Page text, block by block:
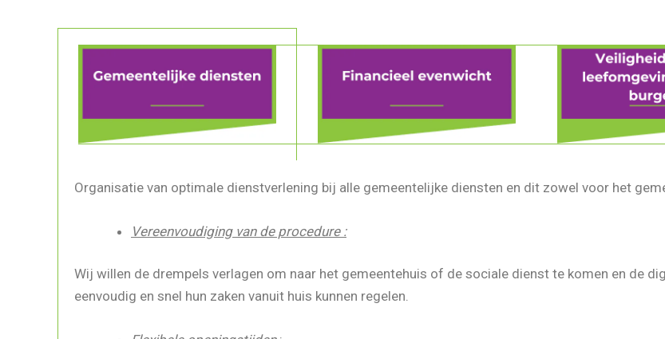
Organisatie van optimale dienstverlening bij alle gemeentelijke diensten en dit zowel voor het
Vereenvoudiging van de procedure :
Wij willen de drempels verlagen om naar het gemeentehuis of de sociale dienst te komen en de
eenvoudig en snel hun zaken vanuit huis kunnen regelen.